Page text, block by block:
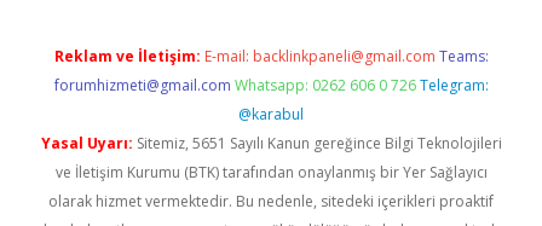
Reklam ve İletişim: E-mail: backlinkpaneli@gmail.com Teams:
forumhizmeti@gmail.com Whatsapp: 0262 606 0 726 Telegram:
@karabul
Yasal Uyarı: Sitemiz, 5651 Sayılı Kanun gereğince Bilgi Teknolojileri
ve İletişim Kurumu (BTK) tarafından onaylanmış bir Yer Sağlayıcı
olarak hizmet vermektedir. Bu nedenle, sitedeki içerikleri proaktif